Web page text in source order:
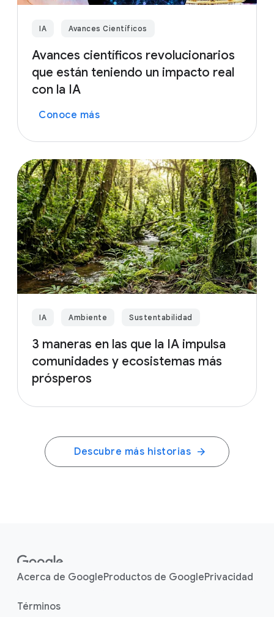
IA Avances Científicos
Avances científicos revolucionarios
que están teniendo un impacto real
con la IA
Conoce más
IA Ambiente Sustentabilidad
3 maneras en las que la IA impulsa
comunidades y ecosistemas más
prósperos
Descubre más historias
Acerca de GoogleProductos de GooglePrivacidad
Términos